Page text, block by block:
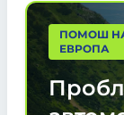
ПОМОШ
ЕВРОПА